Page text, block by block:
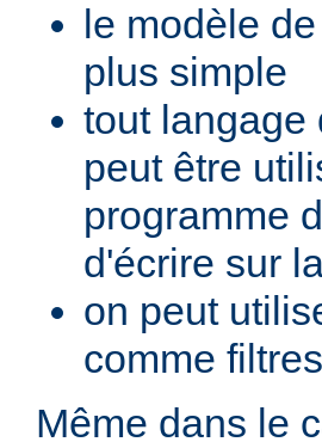
le modèle
plus simple
tout langage
peut être
programme
d'écrire sur
on peut
comme
Même dans le